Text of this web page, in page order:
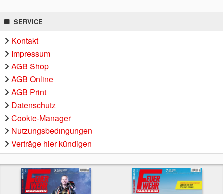
SERVICE
Kontakt
Impressum
AGB Shop
AGB Online
AGB Print
Datenschutz
Cookie-Manager
Nutzungsbedingungen
Verträge hier kündigen